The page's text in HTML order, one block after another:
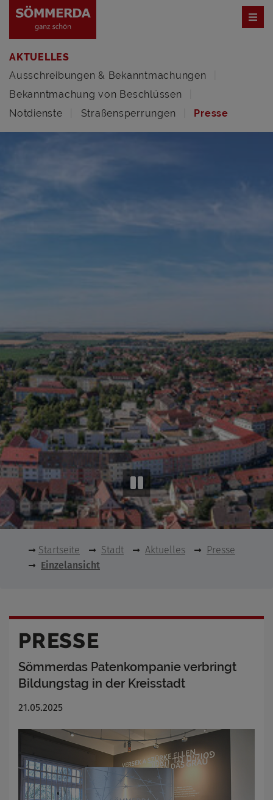
AKTUELLES
Ausschreibungen & Bekanntmachungen
Bekanntmachung von Beschlüssen
Notdienste
Straßensperrungen Presse
Startseite Stadt Aktuelles
Presse
Einzelansicht
PRESSE
Sömmerdas Patenkompanie verbringt
Bildungstag in der Kreisstadt
21.05.2025